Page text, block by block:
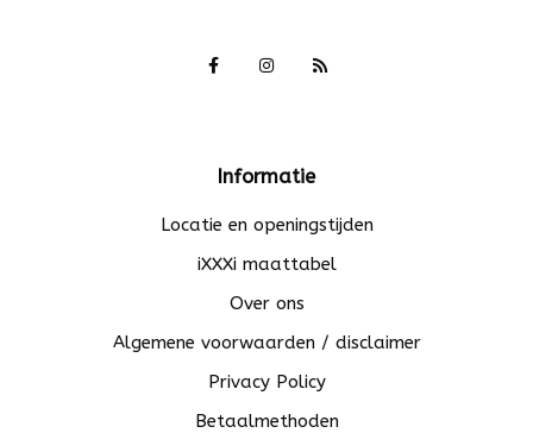
Informatie
Locatie en openingstijden
iXXXi maattabel
Over ons
Algemene voorwaarden / disclaimer
Privacy Policy
Betaalmethoden